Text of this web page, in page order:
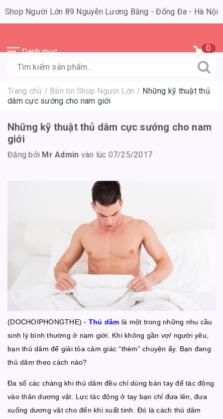
Shop Người Lớn 89 Nguyễn Lương Bằng - Đống Đa - Hà Nội
Danh mục 0
Trang chủ / Bản tin Shop Người Lớn / Những kỹ thuật thủ
dâm cực sướng cho nam giới
Những kỹ thuật thủ dâm cực sướng cho nam
giới
Đăng bởi Mr Admin vào lúc 07/25/2017
(DOCHOIPHONGTHE) - Thủ dâm là một trong những nhu cầu
sinh lý bình thường ở nam giới. Khi không gần vợ/ người yêu,
bạn thủ dâm để giải tỏa cảm giác “thèm” chuyện ấy. Bạn đang
thủ dâm theo cách nào?
Đa số các chàng khi thủ dâm đều chỉ dùng bàn tay để tác động
vào thân dương vật. Lực tác động ở tay bạn chỉ đưa lên, đưa
xuống dương vật cho đến khi xuất tinh. Đó là cách thủ dâm